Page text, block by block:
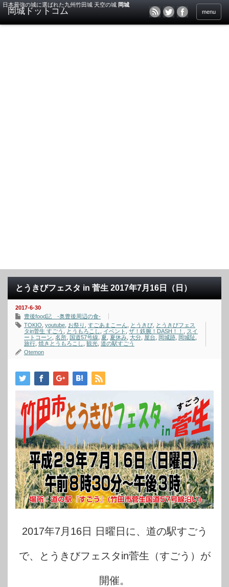
日本最強の城に選ばれた九州竹田城 天空の城 岡城
menu
とうきびフェスタ in 菅生 2017年7月16日（日）
2017-6-30
豊後food記 -奥豊後周辺の食-
TOKIO youtube お祭り すごあまこーん とうきび
とうきびフェス
タin菅生 すごう
とうもろこし イベント ザ！鉄腕！DASH！！
スイ
ートコーン 名所 国道57号線 夏 夏休み 大分 屋台 岡城跡 岡城阯
旅行 焼きとうもろこし 観光 道の駅すごう
Otemon
2017年7月16日 日曜日に、道の駅すごう
で、とうきびフェスタin菅生（すごう）が
開催。